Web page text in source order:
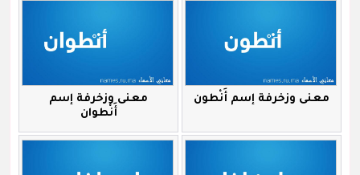
معنى وزخرفة إسم أَنْطون
معنى وزخرفة إسم
أَنْطوان